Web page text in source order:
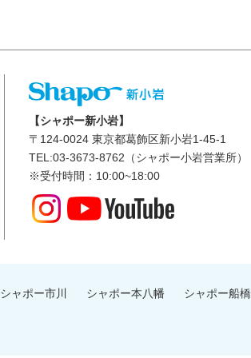
【シャポー新小岩】
〒 124-0024 東京都葛飾区新小岩1-45-1
TEL:03-3673-8762（シャポー小岩営業所）
※受付時間：10:00~18:00
シャポー市川 シャポー本八幡 シャポー船橋